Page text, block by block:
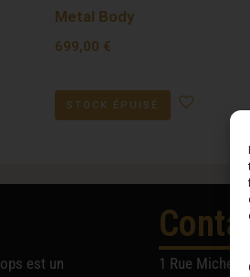
Metal Body
699,00 €
STOCK ÉPUISÉ
est un
1 Rue Michel